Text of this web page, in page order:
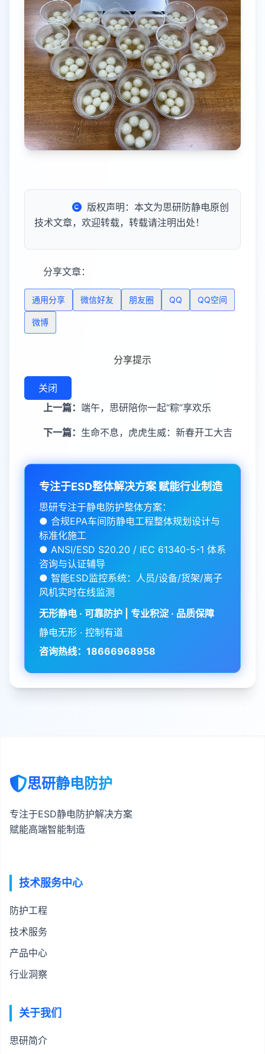
版权声明：本文为思研防静电原创
技术文章，欢迎转载，转载请注明出处！
分享文章：
通用分享 微信好友 朋友圈 QQ QQ空间
微博
分享提示
关闭
上一篇： 端午，思研陪你一起“粽”享欢乐
下一篇： 生命不息，虎虎生威：新春开工大吉
专注于ESD整体解决方案 赋能行业制造
思研专注于静电防护整体方案：
● 合规EPA车间防静电工程整体规划设计与
标准化施工
● ANSI/ESD S20.20 / IEC 61340-5-1 体系
咨询与认证辅导
● 智能ESD监控系统：人员/设备/货架/离子
风机实时在线监测
无形静电 · 可靠防护 | 专业积淀 · 品质保障
静电无形 · 控制有道
咨询热线：18666968958
思研静电防护
专注于ESD静电防护解决方案
赋能高端智能制造
技术服务中心
防护工程
技术服务
产品中心
行业洞察
关于我们
思研简介